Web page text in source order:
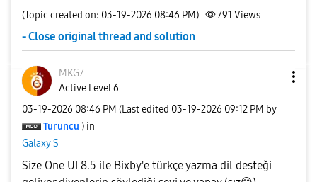
(Topic created on: 03-19-2026 08:46 PM) 791 Views
- Close original thread and solution
MKG7
Active Level 6
‎03-19-2026 08:46 PM (Last edited ‎03-19-2026 09:12 PM by
Turuncu ) in
Galaxy S
Size One UI 8.5 ile Bixby'e türkçe yazma dil desteği